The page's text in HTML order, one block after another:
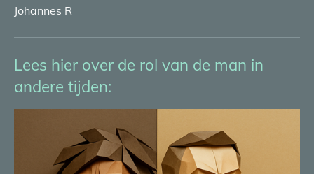
Johannes R
Lees hier over de rol van de man in
andere tijden: